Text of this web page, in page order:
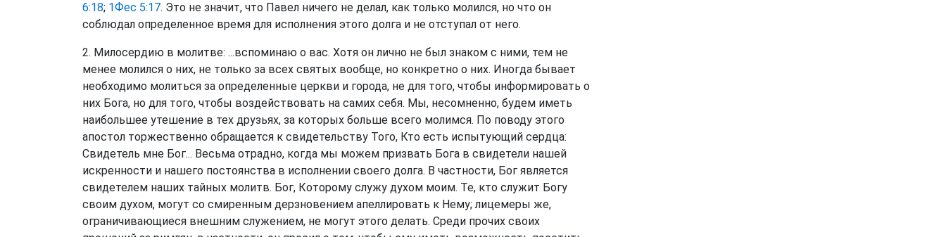
6:18; 1Фес 5:17. Это не значит, что Павел ничего не делал, как только молился, но что он
соблюдал определенное время для исполнения этого долга и не отступал от него.
2. Милосердию в молитве: ...вспоминаю о вас. Хотя он лично не был знаком с ними, тем не
менее молился о них, не только за всех святых вообще, но конкретно о них. Иногда бывает
необходимо молиться за определенные церкви и города, не для того, чтобы информировать о
них Бога, но для того, чтобы воздействовать на самих себя. Мы, несомненно, будем иметь
наибольшее утешение в тех друзьях, за которых больше всего молимся. По поводу этого
апостол торжественно обращается к свидетельству Того, Кто есть испытующий сердца:
Свидетель мне Бог... Весьма отрадно, когда мы можем призвать Бога в свидетели нашей
искренности и нашего постоянства в исполнении своего долга. В частности, Бог является
свидетелем наших тайных молитв. Бог, Которому служу духом моим. Те, кто служит Богу
своим духом, могут со смиренным дерзновением апеллировать к Нему; лицемеры же,
ограничивающиеся внешним служением, не могут этого делать. Среди прочих своих